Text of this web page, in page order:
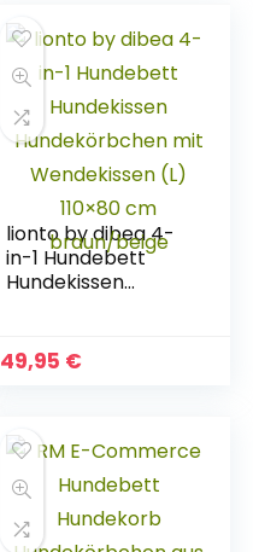
lionto by dibea 4-
in-1 Hundebett
Hundekissen
(L) 110×80 cm
braun/beige
49,95 €